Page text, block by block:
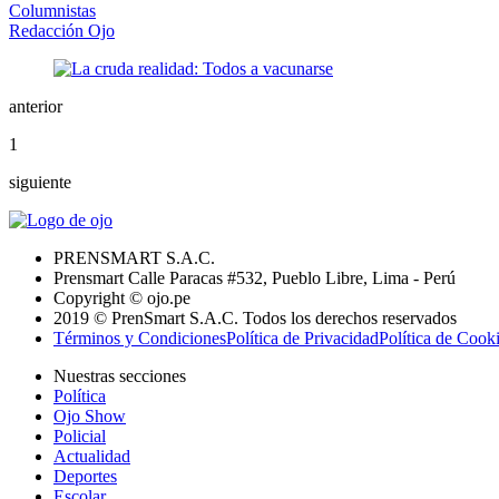
Columnistas
Redacción Ojo
anterior
1
siguiente
PRENSMART S.A.C.
Prensmart Calle Paracas #532, Pueblo Libre, Lima - Perú
Copyright © ojo.pe
2019 © PrenSmart S.A.C. Todos los derechos reservados
Términos y CondicionesPolítica de PrivacidadPolítica de
Nuestras secciones
Política
Ojo Show
Policial
Actualidad
Deportes